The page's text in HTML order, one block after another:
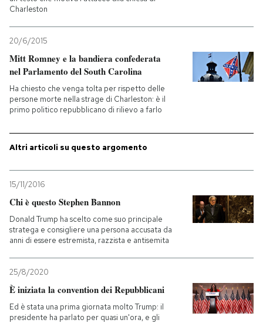
Charleston
20/6/2015
Mitt Romney e la bandiera confederata
nel Parlamento del South Carolina
Ha chiesto che venga tolta per rispetto delle
persone morte nella strage di Charleston: è il
primo politico repubblicano di rilievo a farlo
Altri articoli su questo argomento
15/11/2016
Chi è questo Stephen Bannon
Donald Trump ha scelto come suo principale
stratega e consigliere una persona accusata da
anni di essere estremista, razzista e antisemita
25/8/2020
È iniziata la convention dei Repubblicani
Ed è stata una prima giornata molto Trump: il
presidente ha parlato per quasi un'ora, e gli